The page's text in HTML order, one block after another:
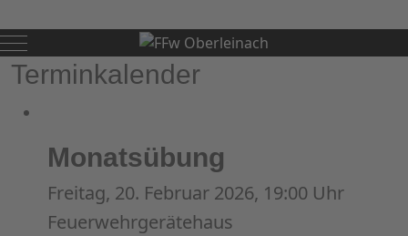
Mobile Menu Toggle
Terminkalender
Monatsübung
Freitag, 20. Februar 2026, 19:00 Uhr
Feuerwehrgerätehaus